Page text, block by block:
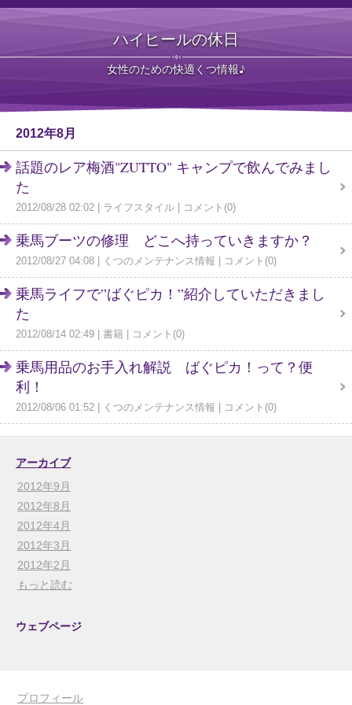
ハイヒールの休日
女性のための快適くつ情報♪
2012年8月
話題のレア梅酒"ZUTTO" キャンプで飲んでみまし
た
2012/08/28 02:02 ライフスタイル コメント(0)
乗馬ブーツの修理 どこへ持っていきますか？
2012/08/27 04:08 くつのメンテナンス情報 コメント(0)
乗馬ライフで”ばぐピカ！”紹介していただきまし
た
2012/08/14 02:49 書籍 コメント(0)
乗馬用品のお手入れ解説 ばぐピカ！って？便
利！
2012/08/06 01:52 くつのメンテナンス情報 コメント(0)
アーカイブ
2012年9月
2012年8月
2012年4月
2012年3月
2012年2月
もっと読む
ウェブページ
プロフィール